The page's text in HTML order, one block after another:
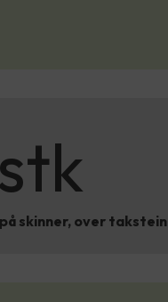
skinner, over takstein